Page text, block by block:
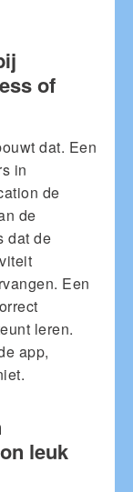
of
dat. Een
in
de
de
dat de
Een
leren.
app,
leuk